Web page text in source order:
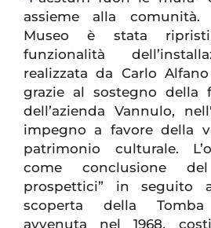
assieme alla
Museo è stata
funzionalità
realizzata da Carlo
grazie al sostegno della
dell’azienda Vannulo,
impegno a favore della
patrimonio culturale.
come conclusione
prospettici” in seguito
scoperta della
avvenuta nel 1968,